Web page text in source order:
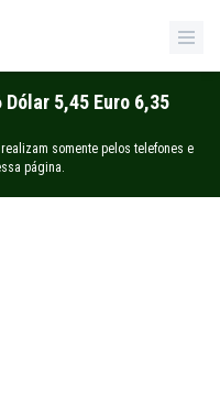
5,45 Euro 6,35
somente pelos telefones e
página.